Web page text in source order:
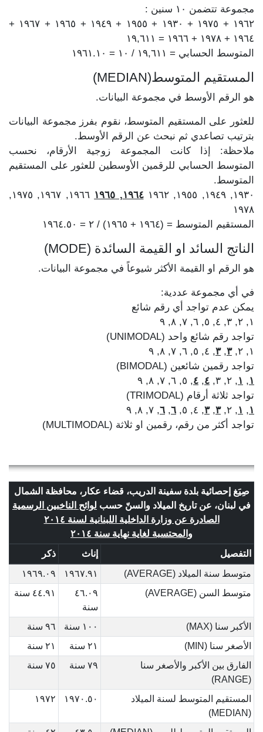
مجموعة تتضمن ١٠ سنين :
١٩٦٢ + ١٩٧٥ + ١٩٣٠ + ١٩٥٥ + ١٩٤٩ + ١٩٦٥ + ١٩٦٧ +
١٩٦٤ + ١٩٧٨ + ١٩٦٦ = ١٩,٦١١
المتوسط الحسابي = ١٩,٦١١ / ١٠ = ١٩٦١.١٠
المستقيم المتوسط(MEDIAN)
هو الرقم الأوسط في مجموعة البيانات.
للعثور على المستقيم المتوسط، نقوم بفرز مجموعة البيانات
بترتيب تصاعدي ثم نبحث عن الرقم الأوسط.
ملاحظة: إذا كانت المجموعة زوجية الأرقام، نحسب
المتوسط الحسابي للرقمين الأوسطين للعثور على المستقيم
المتوسط.
١٩٣٠, ١٩٤٩, ١٩٥٥, ١٩٦٢
١٩٦٤, ١٩٦٥
١٩٦٦, ١٩٦٧, ١٩٧٥,
١٩٧٨
المستقيم المتوسط = (١٩٦٤ + ١٩٦٥) / ٢ = ١٩٦٤.٥٠
الناتج السائد او القيمة السائدة (MODE)
هو الرقم او القيمة الأكثر شيوعاً في مجموعة البيانات.
في أي مجموعة عددية:
يمكن عدم تواجد أي رقم شائع
١, ٢, ٣, ٤, ٥, ٦, ٧, ٨, ٩
تواجد رقم شائع واحد (UNIMODAL)
١, ٢,
٣,٣, ٤, ٥, ٦, ٧, ٨, ٩
تواجد رقمين شائعين (BIMODAL)
١, ١, ٢, ٣, ٤, ٤, ٥, ٦, ٧, ٨, ٩
تواجد ثلاثة أرقام (TRIMODAL)
١, ١, ٢, ٣,٣, ٤, ٥, ٦, ٦, ٧, ٨, ٩
تواجد أكثر من رقم، رقمين او ثلاثة (MULTIMODAL)
صِيَغ إحصائية بلدة سفينة الدريب، قضاء عكار، محافظة الشمال
في لبنان، عن تاريخ الميلاد والسنّ حسب لوائح الناخبين الرسمية
الصادرة عن وزارة الداخلية اللبنانية لسنة ٢٠١٤
والمحتسبة لغاية نهاية سنة ٢٠١٤
التفصيل
إناث
ذكر
متوسط سنة الميلاد (AVERAGE)
١٩٦٧.٩١
١٩٦٩.٠٩
متوسط السن (AVERAGE)
٤٦.٠٩
سنة
٤٤.٩١ سنة
الأكبر سنا (MAX) ١٠٠ سنة
٩٦ سنة
الأصغر سنا (MIN)
٢١ سنة
٢١ سنة
الفارق بين الأكبر والأصغر سنا
(RANGE)
٧٩ سنة ٧٥ سنة
المستقيم المتوسط لسنة الميلاد
(MEDIAN)
١٩٧٠.٥٠ ١٩٧٢